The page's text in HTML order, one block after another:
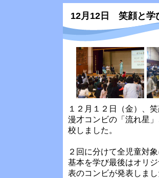
12月12日 笑顔と学
１２月１２日（金）、
漫才コンビの「流れ星
校しました。
２回に分けて全児童対
基本を学び最後はオリ
表のコンビが発表しま